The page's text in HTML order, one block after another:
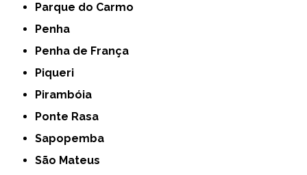
Parque do Carmo
Penha
Penha de França
Piqueri
Pirambóia
Ponte Rasa
Sapopemba
São Mateus